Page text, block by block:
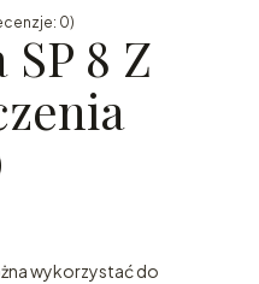
0)
8 Z
wykorzystać do